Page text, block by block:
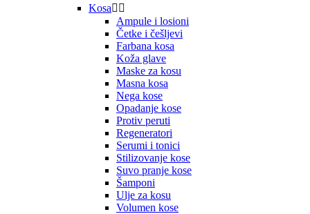
Kosa 
Ampule i losioni
Četke i češljevi
Farbana kosa
Koža glave
Maske za kosu
Masna kosa
Nega kose
Opadanje kose
Protiv peruti
Regeneratori
Serumi i tonici
Stilizovanje kose
Suvo pranje kose
Šamponi
Ulje za kosu
Volumen kose